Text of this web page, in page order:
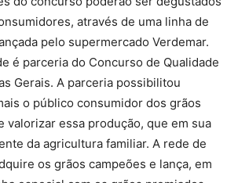
através de uma linha de
pelo supermercado Verdemar.
é parceria do Concurso de Qualidade
Gerais. A parceria possibilitou
o público consumidor dos grãos
valorizar essa produção, que em sua
da agricultura familiar. A rede de
os grãos campeões e lança, em